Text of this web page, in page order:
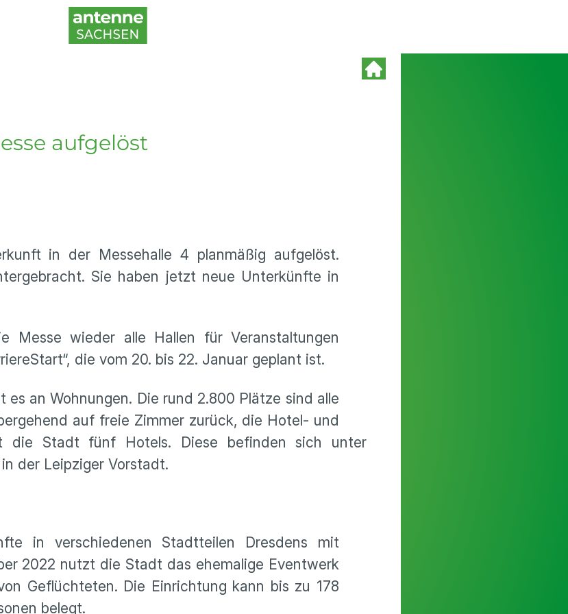
aufgelöst
in der Messehalle 4 planmäßig aufgelöst.
Sie haben jetzt neue Unterkünfte in
Messe wieder alle Hallen für Veranstaltungen
die vom 20. bis 22. Januar geplant ist.
an Wohnungen. Die rund 2.800 Plätze sind alle
auf freie Zimmer zurück, die Hotel- und
die Stadt fünf Hotels. Diese befinden sich unter
der Leipziger Vorstadt.
in verschiedenen Stadtteilen Dresdens mit
2022 nutzt die Stadt das ehemalige Eventwerk
Geflüchteten. Die Einrichtung kann bis zu 178
belegt.